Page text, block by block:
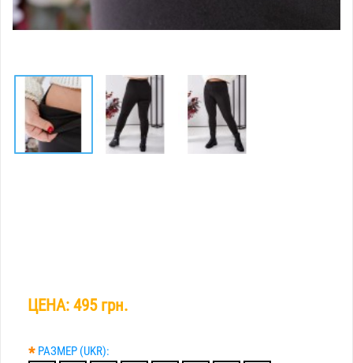
ЦЕНА: 495 грн.
* РАЗМЕР (UKR):